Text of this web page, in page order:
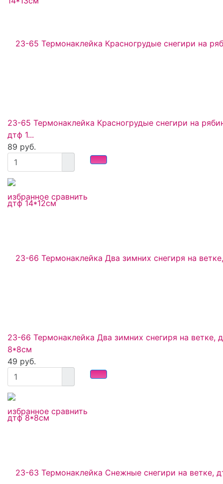
избранное сравнить
23-65 Термонаклейка Красногрудые снегири на
дтф 1...
89 руб.
избранное сравнить
23-66 Термонаклейка Два зимних снегиря на ветке,
8*8см
49 руб.